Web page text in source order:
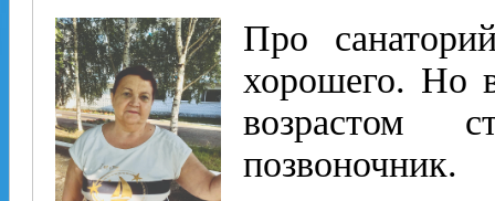
Про
хорошего. Но
возрастом
позвоночник.